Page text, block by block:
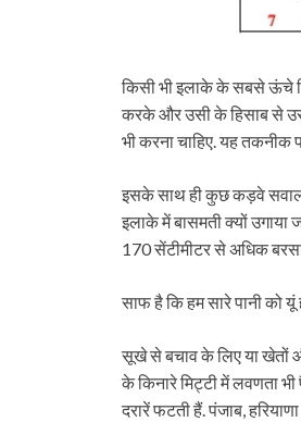
किसी भी इलाके के सबसे ऊंचे
करके और उसी के हिसाब से
भी करना चाहिए. यह तकनीक
इसके साथ ही कुछ कड़वे सवाल
इलाके में बासमती क्यों
170 सेंटीमीटर से अधिक
साफ है कि हम सारे पानी को यूं
सूखे से बचाव के लिए या खेतों
के किनारे मिट्टी में लवणता
दरारें फटती हैं. पंजाब,